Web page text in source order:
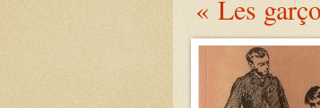
« Les